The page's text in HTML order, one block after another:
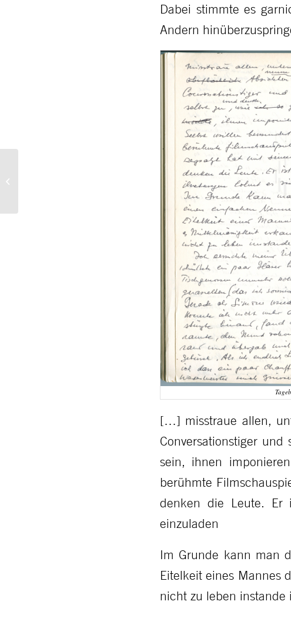
Dabei stimmte es
Andern
[…] misstraue allen,
Conversationstiger
sein, ihnen
berühmte
denken die Leute. Er
einzuladen
Im Grunde kann man
Eitelkeit eines Mannes
nicht zu leben instande